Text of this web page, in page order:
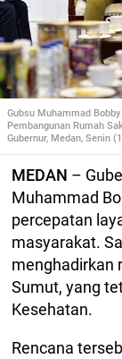
Gubsu Muhammad
Pembangunan Rumah
Gubernur, Medan, Senin
MEDAN –
Muhammad
percepatan
masyarakat.
menghadirkan
Sumut, yang
Kesehatan.
Rencana